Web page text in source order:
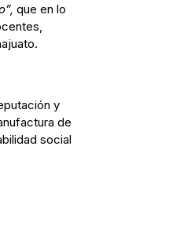
que en lo
y
de
social